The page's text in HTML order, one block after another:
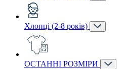
Хлопці (2-8 років)
ОСТАННІ РОЗМІРИ